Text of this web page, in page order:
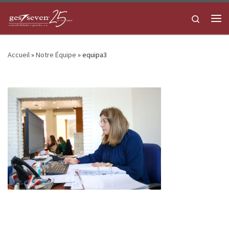
Skip to content
Search
Accueil»Notre Équipe »equipa3